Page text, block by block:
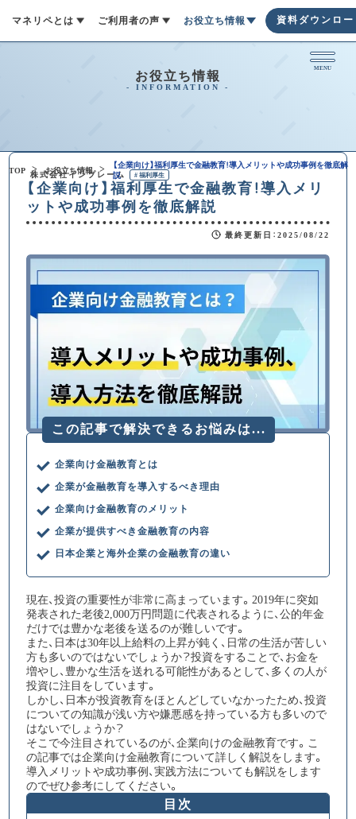
マネリペとは
サービスです。不動産、保険、有価証券
の専門家が、税負担の軽減や可処分所
得UPなど包括的なアドバイスを提供
し、従業員の経済的安定と企業の活性
化に貢献します。
マネリペとは
マネリペ情報
従業員の金融リテラシー向上を支援
ービスです。専門家による包括的なア
ドバイスで、従業員のモチベーション
と定着率向上、企業全体の生産性向上
に貢献します。
記事一覧
ご利用者の声
入していただいた現場のお話を通じ
て、どのように金融知識が深まり、経済
的な安心が得られたのかをご紹介しま
す。ぜひマネリペが提供する価値をご
確認ください。
記事一覧
お役立ち情報
くり、節約などのお金の管理を合理的
にできるようになります。 お金の管理
が適切にできると「経済的に自立す
る」ことにつながります。
資料ダウンロー
MENU
お役立ち情報
TOP お役立ち情報
【企業向け】福利厚生で金融教育！導入メリットや成功事例を徹底解
説
株式会社インプレーム #福利厚生
【企業向け】福利厚生で金融教育！導入メリ
ットや成功事例を徹底解説
最終更新日 ： 2025/08/22
企業向け金融教育とは
企業が金融教育を導入するべき理由
企業向け金融教育のメリット
企業が提供すべき金融教育の内容
日本企業と海外企業の金融教育の違い
現在、投資の重要性が非常に高まっています。2019年に突如
発表された老後2,000万円問題に代表されるように、公的年金
だけでは豊かな老後を送るのが難しいです。
また、日本は30年以上給料の上昇が鈍く、日常の生活が苦しい
方も多いのではないでしょうか？投資をすることで、お金を
増やし、豊かな生活を送れる可能性があるとして、多くの人が
投資に注目をしています。
しかし、日本が投資教育をほとんどしていなかったため、投資
についての知識が浅い方や嫌悪感を持っている方も多いので
はないでしょうか？
そこで今注目されているのが、企業向けの金融教育です。こ
の記事では企業向け金融教育について詳しく解説をします。
導入メリットや成功事例、実践方法についても解説をします
のでぜひ参考にしてください。
目次